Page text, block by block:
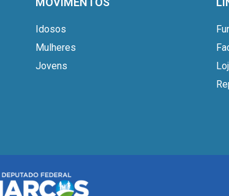
Idosos
Mulheres
Jovens